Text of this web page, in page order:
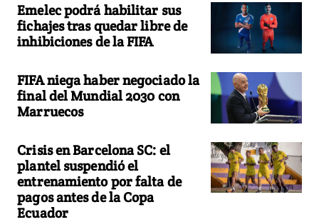
Emelec podrá habilitar sus
fichajes tras quedar libre de
inhibiciones de la FIFA
FIFA niega haber negociado la
final del Mundial 2030 con
Marruecos
Crisis en Barcelona SC: el
plantel suspendió el
entrenamiento por falta de
pagos antes de la Copa
Ecuador